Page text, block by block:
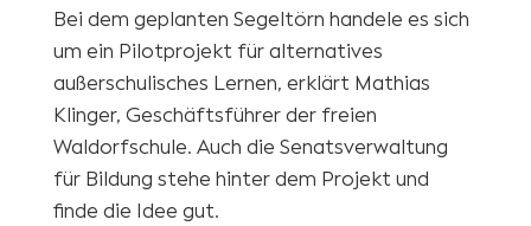
Bei dem geplanten Segeltörn handele es sich
um ein Pilotprojekt für alternatives
außerschulisches Lernen, erklärt Mathias
Klinger, Geschäftsführer der freien
Waldorfschule. Auch die Senatsverwaltung
für Bildung stehe hinter dem Projekt und
finde die Idee gut.